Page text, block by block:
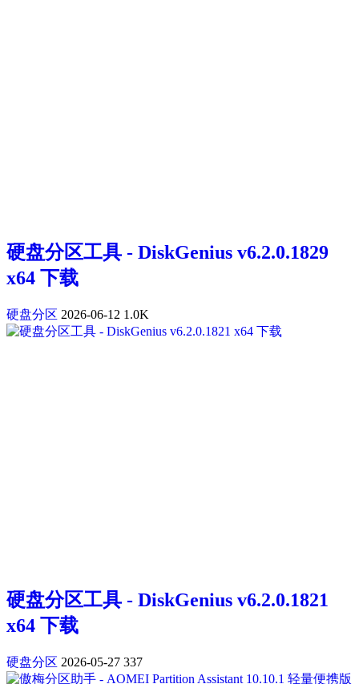
硬盘分区工具 - DiskGenius v6.2.0.1829
x64 下载
硬盘分区 2026-06-12 1.0K
硬盘分区工具 - DiskGenius v6.2.0.1821
x64 下载
硬盘分区 2026-05-27 337